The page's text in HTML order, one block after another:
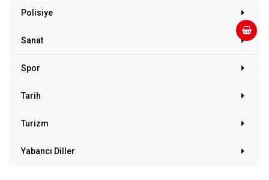
Polisiye
Sanat
Spor
Tarih
Turizm
Yabancı Diller